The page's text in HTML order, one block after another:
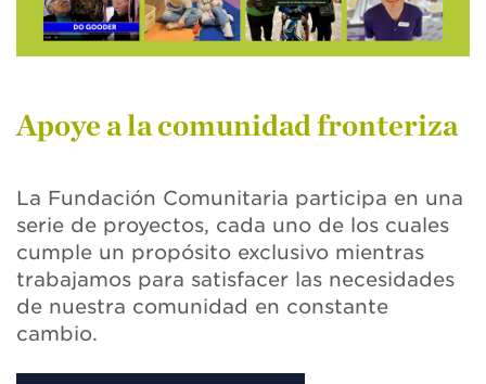
Apoye a la comunidad fronteriza
La Fundación Comunitaria participa en una
serie de proyectos, cada uno de los cuales
cumple un propósito exclusivo mientras
trabajamos para satisfacer las necesidades
de nuestra comunidad en constante
cambio.